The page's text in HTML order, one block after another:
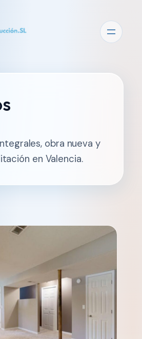
obra nueva y
en Valencia.